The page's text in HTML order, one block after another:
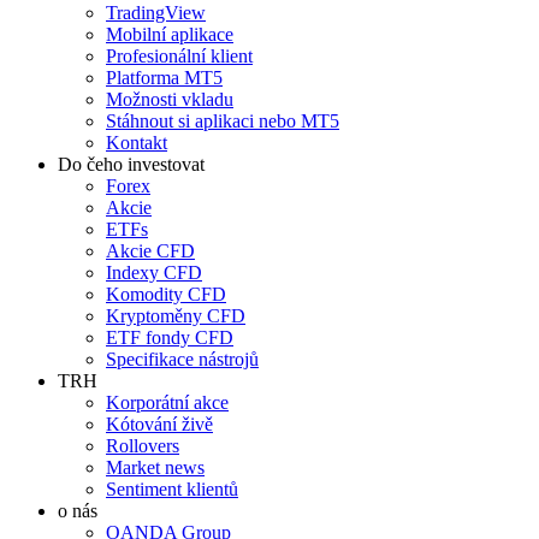
TradingView
Mobilní aplikace
Profesionální klient
Platforma MT5
Možnosti vkladu
Stáhnout si aplikaci nebo MT5
Kontakt
Do čeho investovat
Forex
Akcie
ETFs
Akcie CFD
Indexy CFD
Komodity CFD
Kryptoměny CFD
ETF fondy CFD
Specifikace nástrojů
TRH
Korporátní akce
Kótování živě
Rollovers
Market news
Sentiment klientů
o nás
OANDA Group